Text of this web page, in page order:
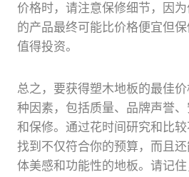
价格时，请注意保修细节，因
的产品最终可能比价格便宜但
值得投资。
总之，要获得塑木地板的最佳
种因素，包括质量、品牌声誉
和保修。通过花时间研究和比
找到不仅符合你的预算，而且
体美感和功能性的地板。请记